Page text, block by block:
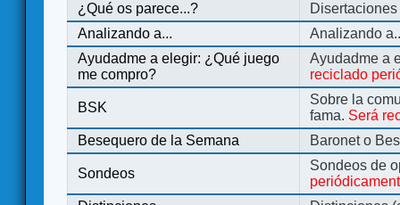
¿Qué os parece...?
Analizando a...
Analizando
Ayudadme a elegir: ¿Qué juego
me compro?
Ayudadme a
reciclado
BSK
Sobre la
fama. Será
Besequero de la Semana
Baronet o
Sondeos
Sondeos de